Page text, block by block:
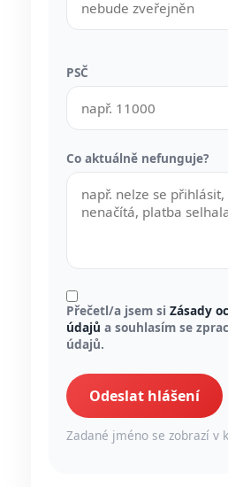
PSČ
Co aktuálně nefunguje?
Přečetl/a jsem si Zásady
údajů a souhlasím se
údajů.
Odeslat hlášení
Zadané jméno se zobrazí v